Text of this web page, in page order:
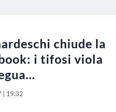
chiude la
i tifosi viola
| 19:32